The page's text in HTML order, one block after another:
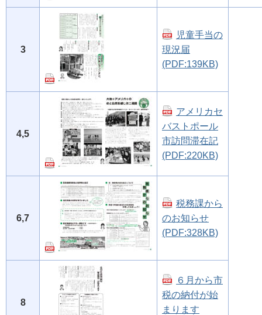
3
児童手当の
現況届
(PDF:139KB)
4,5
アメリカセ
バストポール
市訪問滞在記
(PDF:220KB)
6,7
税務課から
のお知らせ
(PDF:328KB)
8
６月から市
税の納付が始
まります